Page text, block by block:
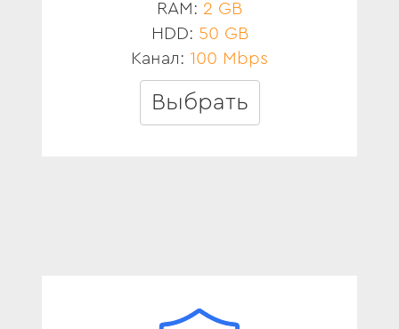
RAM: 2 GB
HDD: 50 GB
Канал: 100 Mbps
Выбрать